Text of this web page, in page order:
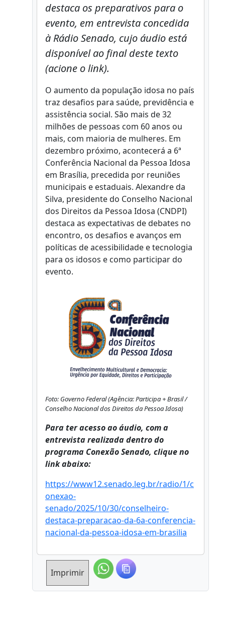
destaca os preparativos para o
evento, em entrevista concedida
à Rádio Senado, cujo áudio está
disponível ao final deste texto
(acione o link).
O aumento da população idosa no país
traz desafios para saúde, previdência e
assistência social. São mais de 32
milhões de pessoas com 60 anos ou
mais, com maioria de mulheres. Em
dezembro próximo, acontecerá a 6ª
Conferência Nacional da Pessoa Idosa
em Brasília, precedida por reuniões
municipais e estaduais. Alexandre da
Silva, presidente do Conselho Nacional
dos Direitos da Pessoa Idosa (CNDPI)
destaca as expectativas de debates no
encontro, os desafios e avanços em
políticas de acessibilidade e tecnologia
para os idosos e como participar do
evento.
Foto: Governo Federal (Agência: Participa + Brasil /
Consel­ho Nacional dos Direitos da Pessoa Idosa)
Para ter acesso ao áudio, com a
entrevista realizada dentro do
programa Conexão Senado, clique no
link abaixo:
https://www12.senado.leg.br/radio/1/c
onexao-
senado/2025/10/30/conselheiro-
destaca-preparacao-da-6a-conferencia-
nacional-da-pessoa-idosa-em-brasilia
Imprimir